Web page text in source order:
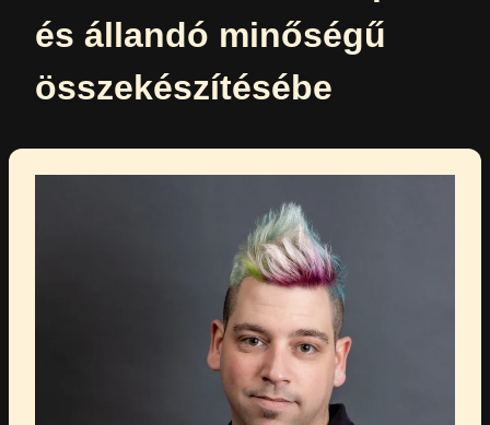
és állandó minőségű
összekészítésébe